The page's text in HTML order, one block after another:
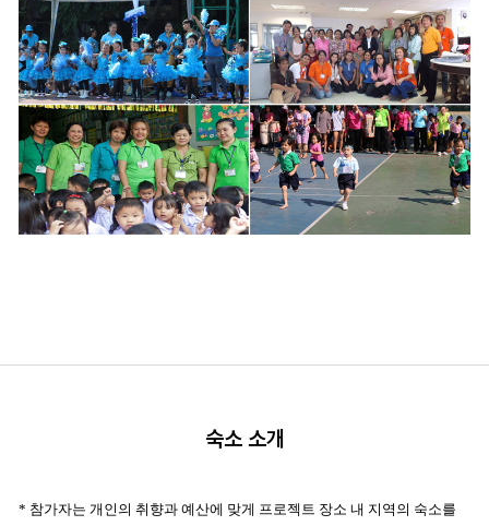
숙소 소개
* 참가자는 개인의 취향과 예산에 맞게 프로젝트 장소 내 지역의 숙소를